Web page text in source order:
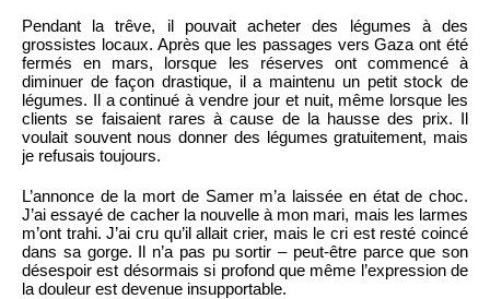
Pendant la trêve, il pouvait acheter des légumes à des
grossistes locaux. Après que les passages vers Gaza ont été
fermés en mars, lorsque les réserves ont commencé à
diminuer de façon drastique, il a maintenu un petit stock de
légumes. Il a continué à vendre jour et nuit, même lorsque les
clients se faisaient rares à cause de la hausse des prix. Il
voulait souvent nous donner des légumes gratuitement, mais
je refusais toujours.
L’annonce de la mort de Samer m’a laissée en état de choc.
J’ai essayé de cacher la nouvelle à mon mari, mais les larmes
m’ont trahi. J’ai cru qu’il allait crier, mais le cri est resté coincé
dans sa gorge. Il n’a pas pu sortir – peut-être parce que son
désespoir est désormais si profond que même l’expression de
la douleur est devenue insupportable.